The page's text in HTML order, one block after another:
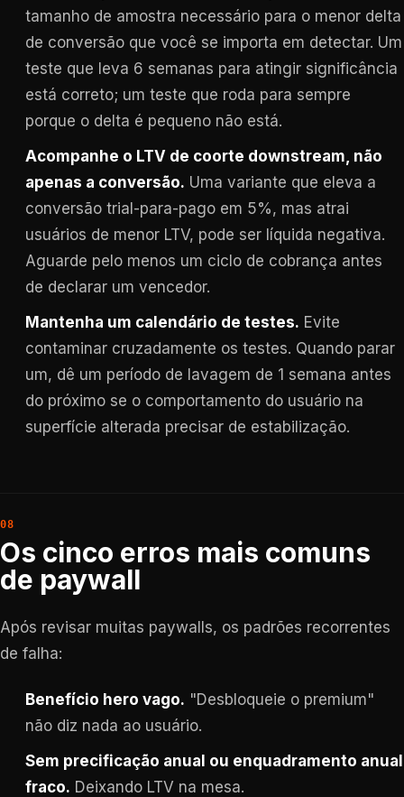
tamanho de amostra necessário para o menor delta
de conversão que você se importa em detectar. Um
teste que leva 6 semanas para atingir significância
está correto; um teste que roda para sempre
porque o delta é pequeno não está.
Acompanhe o LTV de coorte downstream, não
apenas a conversão. Uma variante que eleva a
conversão trial-para-pago em 5%, mas atrai
usuários de menor LTV, pode ser líquida negativa.
Aguarde pelo menos um ciclo de cobrança antes
de declarar um vencedor.
Mantenha um calendário de testes. Evite
contaminar cruzadamente os testes. Quando parar
um, dê um período de lavagem de 1 semana antes
do próximo se o comportamento do usuário na
superfície alterada precisar de estabilização.
Os cinco erros mais comuns
de paywall
Após revisar muitas paywalls, os padrões recorrentes
de falha:
Benefício hero vago. "Desbloqueie o premium"
não diz nada ao usuário.
Sem precificação anual ou enquadramento anual
fraco. Deixando LTV na mesa.